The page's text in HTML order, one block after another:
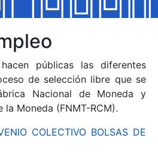
públicas las diferentes
de selección libre que se
Nacional de Moneda y
la Moneda (FNMT-RCM).
COLECTIVO BOLSAS DE